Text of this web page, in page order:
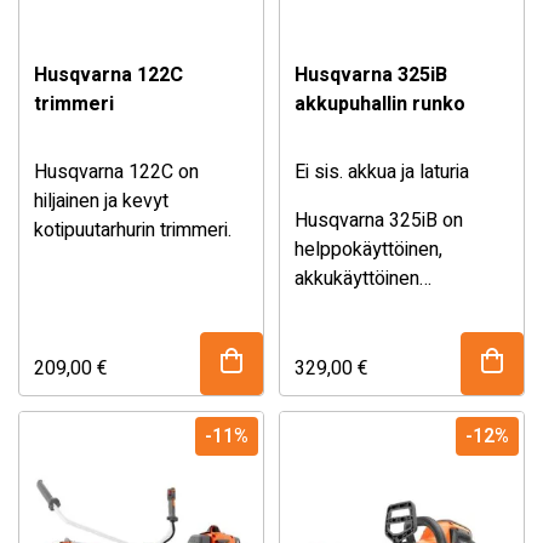
Husqvarna 122C
trimmeri
Husqvarna 122C on
hiljainen ja kevyt
kotipuutarhurin trimmeri.
209,00€
Husqvarna 325iB
akkupuhallin runko
Ei sis. akkua ja laturia
Husqvarna 325iB on
helppokäyttöinen,
akkukäyttöinen
puhallusvoima, kevyt
paino ja alhainen
melutaso. Puhallin
käynnistyy hetkessä
puhallusnopeudelle voi
329,00€
-11% -12%